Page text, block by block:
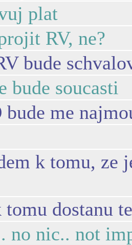
plat
RV, ne?
bude
bude soucasti
bude me
k tomu, ze
tomu dostanu
no nic.. not